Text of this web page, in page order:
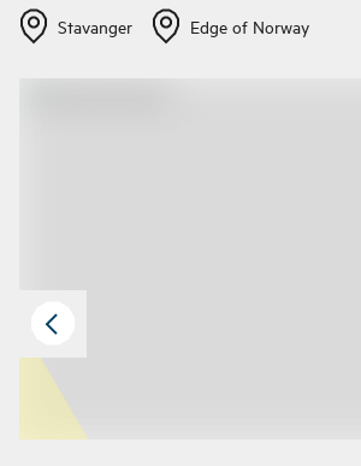
Stavanger Edge of Norway